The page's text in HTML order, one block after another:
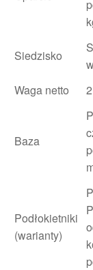
Siedzisko
Waga netto
Baza
Podłokietniki
(warianty)